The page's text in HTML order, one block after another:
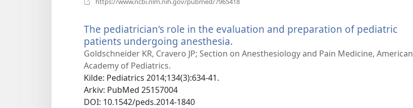
The pediatrician's role in the evaluation and preparation of pediatric
patients undergoing anesthesia.
nytt
Goldschneider KR, Cravero JP; Section on Anesthesiology and Pain Medicine, American
Academy of Pediatrics.
Kilde‎: Pediatrics 2014;134(3):634-41.
Arkiv‎: PubMed 25157004
DOI‎: 10.1542/peds.2014-1840